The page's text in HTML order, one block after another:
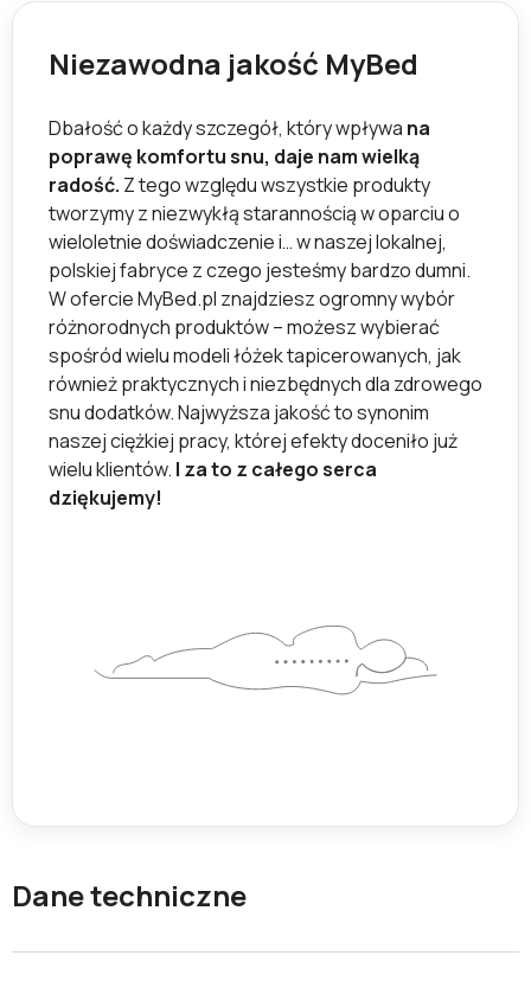
Niezawodna jakość MyBed
Dbałość o każdy szczegół, który wpływa na
poprawę komfortu snu, daje nam wielką
radość. Z tego względu wszystkie produkty
tworzymy z niezwykłą starannością w oparciu o
wieloletnie doświadczenie i… w naszej lokalnej,
polskiej fabryce z czego jesteśmy bardzo dumni.
W ofercie MyBed.pl znajdziesz ogromny wybór
różnorodnych produktów – możesz wybierać
spośród wielu modeli łóżek tapicerowanych, jak
również praktycznych i niezbędnych dla zdrowego
snu dodatków. Najwyższa jakość to synonim
naszej ciężkiej pracy, której efekty doceniło już
wielu klientów. I za to z całego serca
dziękujemy!
Dane techniczne